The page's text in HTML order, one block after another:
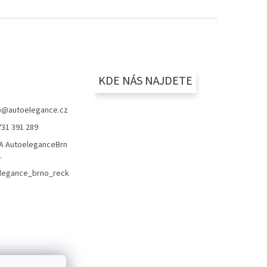
@autoelegance.cz
391 289
AutoeleganceBrn
KDE NÁS NAJDETE